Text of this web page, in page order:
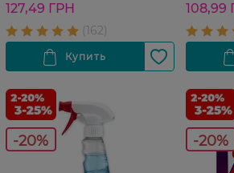
127,49 ГРН 108,99
-20% -20%